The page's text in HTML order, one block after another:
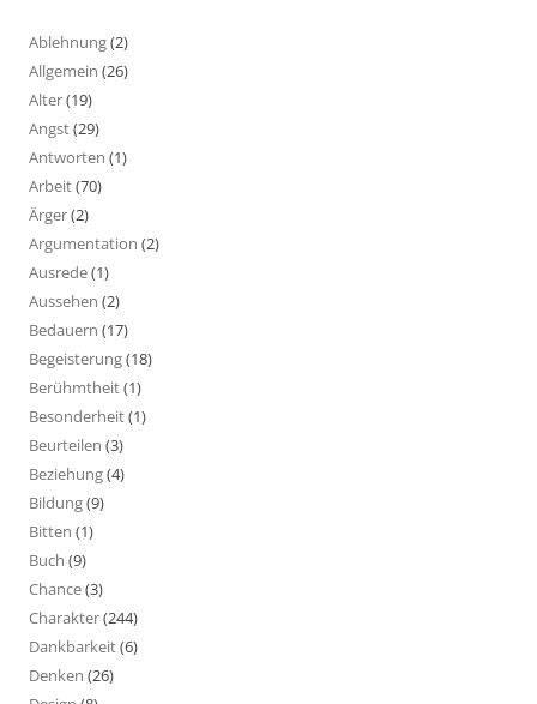
Ablehnung(2)
Allgemein (26)
Alter(19)
Angst(29)
Antworten (1)
Arbeit(70)
Ärger(2)
Argumentation (2)
Ausrede(1)
Aussehen (2)
Bedauern (17)
Begeisterung(18)
Berühmtheit(1)
Besonderheit(1)
Beurteilen (3)
Beziehung(4)
Bildung(9)
Bitten (1)
Buch (9)
Chance(3)
Charakter(244)
Dankbarkeit(6)
Denken (26)